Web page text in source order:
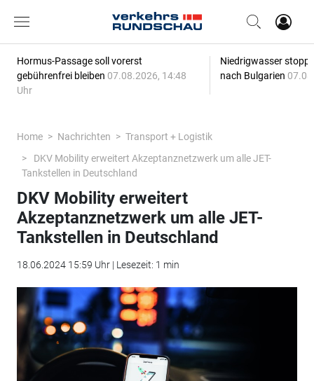
Hormus-Passage soll vorerst
gebührenfrei bleiben 07.08.2026, 14:48
Uhr
Niedrigwasser
nach Bulgarien
Home Nachrichten
Transport + Logistik
DKV Mobility erweitert Akzeptanznetzwerk um alle JET-
Tankstellen in Deutschland
DKV Mobility erweitert
Akzeptanznetzwerk um alle JET-
Tankstellen in Deutschland
18.06.2024 15:59 Uhr | Lesezeit: 1 min